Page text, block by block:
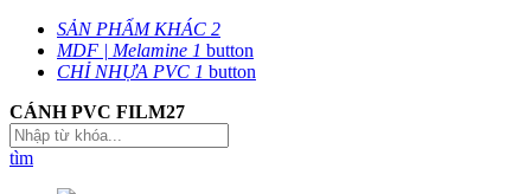
SẢN PHẨM KHÁC 2
MDF | Melamine 1 button
CHỈ NHỰA PVC 1 button
CÁNH PVC FILM27
tìm